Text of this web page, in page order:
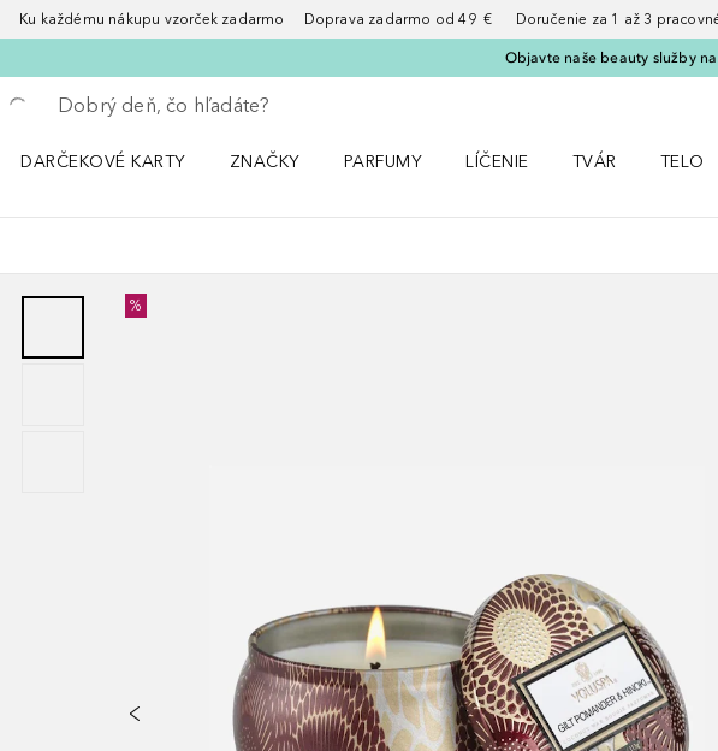
Ku každému nákupu vzorček zadarmo Doprava zadarmo od 49 € Doručenie za 1 až 3
Objavte naše beauty služby
Choď späť
Vykonajte vyhľadávanie
DARČEKOVÉ KARTY
ZNAČKY
PARFUMY
LÍČENIE
TVÁR
TELO
%